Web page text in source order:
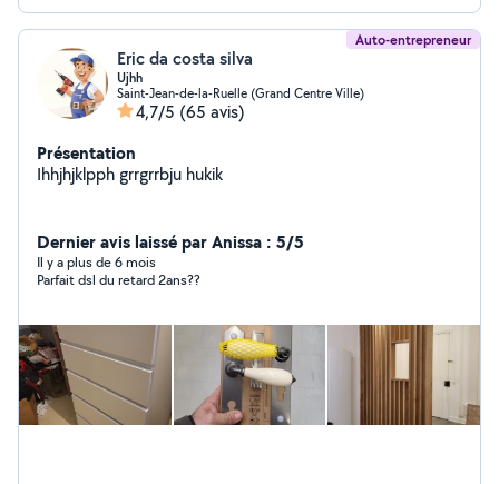
Auto-entrepreneur
Eric da costa silva
Ujhh
Saint-Jean-de-la-Ruelle (Grand Centre Ville)
4,7/5 (65 avis)
Présentation
Ihhjhjklpph grrgrrbju hukik
Dernier avis laissé par Anissa : 5/5
Il y a plus de 6 mois
Parfait dsl du retard 2ans??